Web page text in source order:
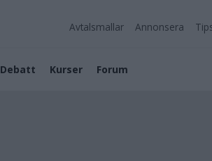
Avtalsmallar Annonsera
Debatt Kurser Forum